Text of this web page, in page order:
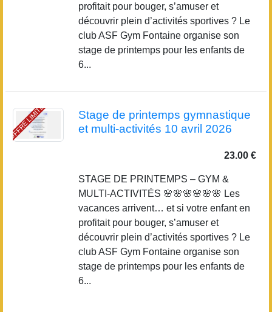
profitait pour bouger, s’amuser et
découvrir plein d’activités sportives ? Le
club ASF Gym Fontaine organise son
stage de printemps pour les enfants de
6...
OFFRE LIMITÉE
Stage de printemps gymnastique
et multi-activités 10 avril 2026
23.00 €
STAGE DE PRINTEMPS – GYM &
MULTI-ACTIVITÉS 🌸🌸🌸🌸🌸🌸 Les
vacances arrivent… et si votre enfant en
profitait pour bouger, s’amuser et
découvrir plein d’activités sportives ? Le
club ASF Gym Fontaine organise son
stage de printemps pour les enfants de
6...